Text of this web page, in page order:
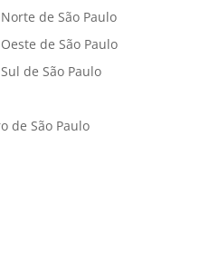
de São Paulo
de São Paulo
de São Paulo
de São Paulo